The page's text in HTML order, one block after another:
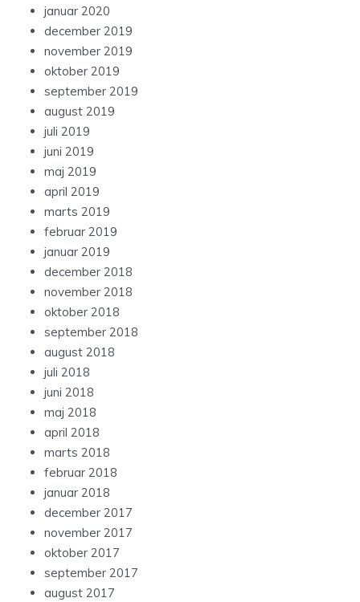
januar 2020
december 2019
november 2019
oktober 2019
september 2019
august 2019
juli 2019
juni 2019
maj 2019
april 2019
marts 2019
februar 2019
januar 2019
december 2018
november 2018
oktober 2018
september 2018
august 2018
juli 2018
juni 2018
maj 2018
april 2018
marts 2018
februar 2018
januar 2018
december 2017
november 2017
oktober 2017
september 2017
august 2017